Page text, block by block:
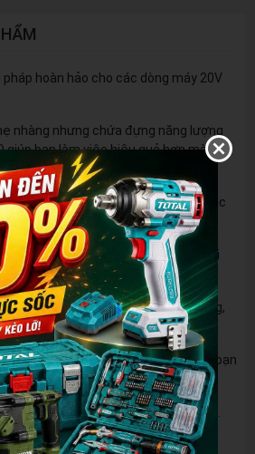
pháp hoàn hảo cho các dòng máy 20V
nhàng nhưng chứa đựng năng lượng
giúp bạn làm việc hiệu quả hơn mà
tiến: Đảm bảo tuổi thọ pin cao, sạc
bộ nhớ.
va đập, trầy xước, bảo vệ pin tối
việc.
Đảm bảo sự thoải mái khi sử dụng,
thị trực quan mức pin còn lại, giúp bạn
việc.
các dòng máy 20V trên thị trường.
Đảm bảo an toàn cho người sử